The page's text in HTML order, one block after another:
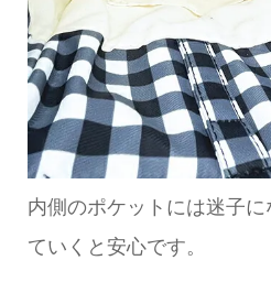
内側のポケットには迷子
ていくと安心です。